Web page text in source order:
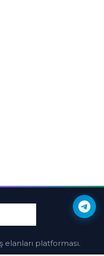
platforması.